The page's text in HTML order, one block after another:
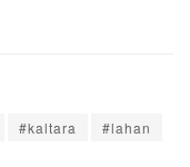
#kaltara
#lahan